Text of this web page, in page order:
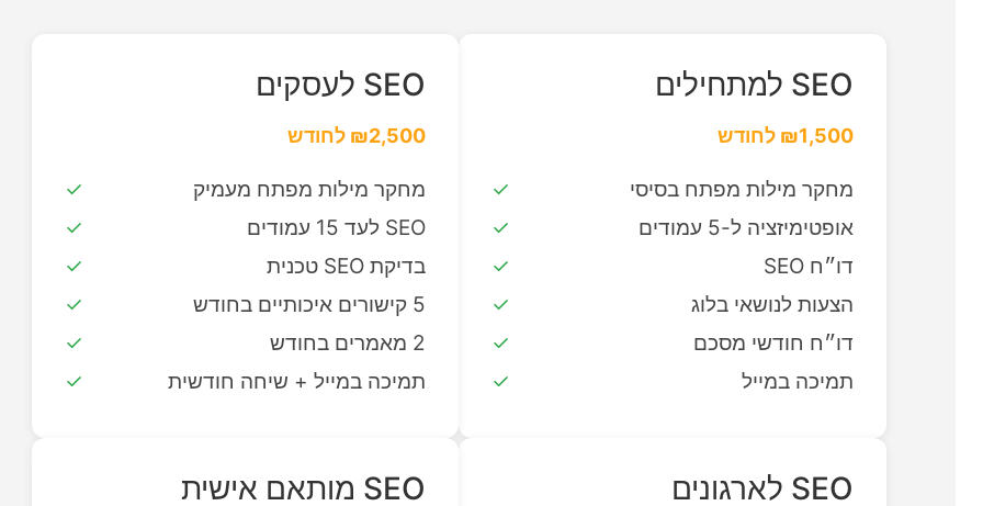
SEO למתחילים
₪1,500 לחודש
מחקר מילות מפתח בסיסי
אופטימיזציה ל-5 עמודים
דו״ח SEO
הצעות לנושאי בלוג
דו״ח חודשי מסכם
תמיכה במייל
SEO לעסקים
₪2,500 לחודש
מחקר מילות מפתח מעמיק
SEO לעד 15 עמודים
בדיקת SEO טכנית
5 קישורים איכותיים בחודש
2 מאמרים בחודש
תמיכה במייל + שיחה חודשית
SEO לארגונים SEO מותאם אישית